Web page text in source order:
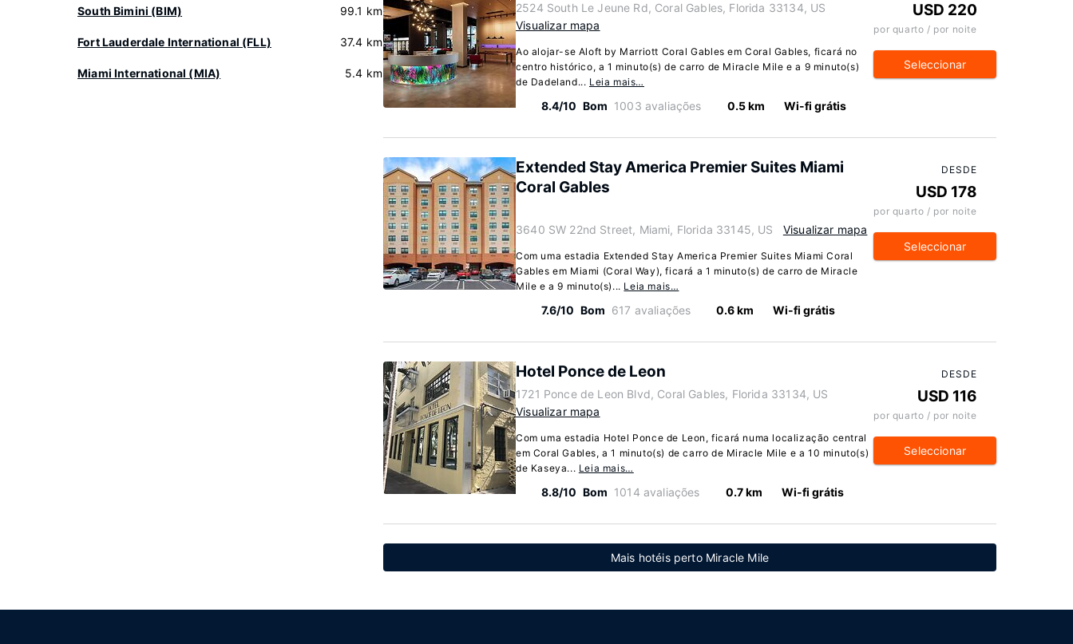
South Bimini (BIM) 99.1 km
Fort Lauderdale International (FLL) 37.4 km
Miami International (MIA) 5.4 km
2524 South Le Jeune Rd, Coral Gables, Florida 33134, US
Visualizar mapa
Ao alojar-se Aloft by Marriott Coral Gables em Coral Gables, ficará no
centro histórico, a 1 minuto(s) de carro de Miracle Mile e a 9 minuto(s)
de Dadeland... Leia mais…
8.4/10 Bom 1003 avaliações 0.5 km Wi-fi grátis
USD 220
por quarto / por noite
Seleccionar
Extended Stay America Premier Suites Miami
Coral Gables
3640 SW 22nd Street, Miami, Florida 33145, US Visualizar mapa
Com uma estadia Extended Stay America Premier Suites Miami Coral
Gables em Miami (Coral Way), ficará a 1 minuto(s) de carro de Miracle
Mile e a 9 minuto(s)... Leia mais…
7.6/10 Bom 617 avaliações 0.6 km Wi-fi grátis
DESDE
USD 178
por quarto / por noite
Seleccionar
Hotel Ponce de Leon
1721 Ponce de Leon Blvd, Coral Gables, Florida 33134, US
Visualizar mapa
Com uma estadia Hotel Ponce de Leon, ficará numa localização central
em Coral Gables, a 1 minuto(s) de carro de Miracle Mile e a 10 minuto(s)
de Kaseya... Leia mais…
8.8/10 Bom 1014 avaliações 0.7 km Wi-fi grátis
DESDE
USD 116
por quarto / por noite
Seleccionar
Mais hotéis perto Miracle Mile